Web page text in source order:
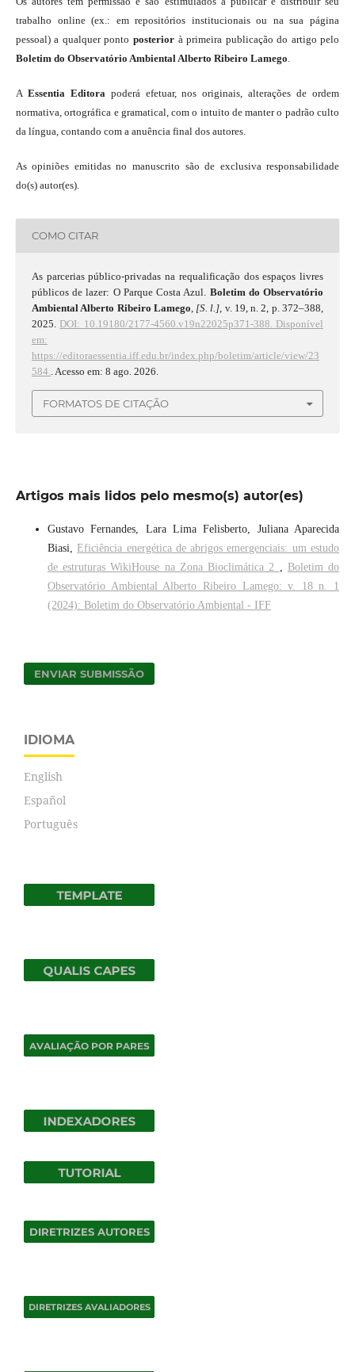
trabalho online (ex.: em repositórios institucionais ou na sua página
pessoal) a qualquer ponto posterior à primeira publicação do artigo pelo
Boletim do Observatório Ambiental Alberto Ribeiro Lamego
A Essentia Editora poderá efetuar, nos originais, alterações de ordem
normativa, ortográfica e gramatical, com o intuito de manter o padrão culto
da língua, contando com a anuência final dos autores.
As opiniões emitidas no manuscrito são de exclusiva responsabilidade
do(s) autor(es).
COMO CITAR
As parcerias público-privadas na requalificação dos espaços livres
públicos de lazer: O Parque Costa Azul. Boletim do Observatório
Ambiental Alberto Ribeiro Lamego [S. l.] , v. 19, n. 2, p. 372–388,
2025. DOI: 10.19180/2177-4560.v19n22025p371-388. Disponível
em:
https://editoraessentia.iff.edu.br/index.php/boletim/article/view/23
584.
. Acesso em: 8 ago. 2026.
FORMATOS DE CITAÇÃO
Artigos mais lidos pelo mesmo(s) autor(es)
Gustavo Fernandes, Lara Lima Felisberto, Juliana Aparecida
Biasi, Eficiência energética de abrigos emergenciais: um estudo
de estruturas WikiHouse na Zona Bioclimática 2 , Boletim do
Observatório Ambiental Alberto Ribeiro Lamego: v. 18 n. 1
(2024): Boletim do Observatório Ambiental - IFF
ENVIAR SUBMISSÃO
IDIOMA
English
Español
Português